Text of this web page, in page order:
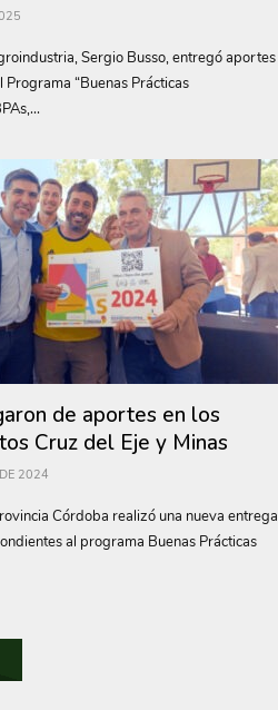
Sergio Busso, entregó aportes
“Buenas Prácticas
de aportes en los
Cruz del Eje y Minas
2024
Córdoba realizó una nueva entrega
al programa Buenas Prácticas